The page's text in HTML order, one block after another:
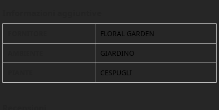
FLORAL GARDEN
GIARDINO
CESPUGLI